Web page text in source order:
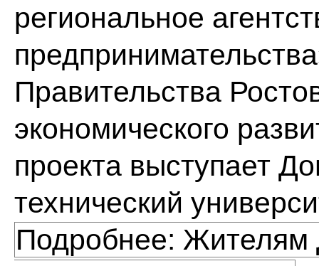
региональное
Правительства
экономического
проекта выступает
технический
Подробнее: Жителям